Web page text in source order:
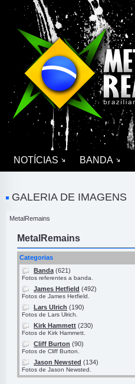
NOTÍCIAS BANDA
GALERIA DE IMAGENS
MetalRemains
MetalRemains
Categorias
Banda (621)
Fotos referentes a banda.
James Hetfield (492)
Fotos de James Hetfield.
Lars Ulrich (190)
Fotos de Lars Ulrich.
Kirk Hammett (230)
Fotos de Kirk Hammett.
Cliff Burton (90)
Fotos de Cliff Burton.
Jason Newsted (134)
Fotos de Jason Newsted.